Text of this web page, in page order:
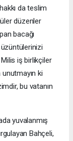
da teslim
düzenler
bacağı
iş birlikçiler
ki
bu vatanın
yuvalanmış
Bahçeli,